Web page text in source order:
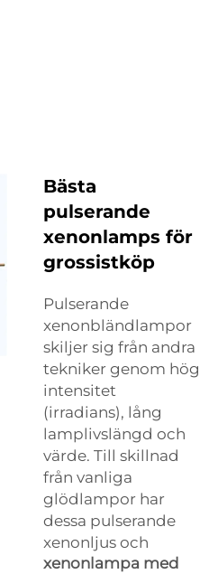
Bästa
pulserande
xenonlamps för
grossistköp
Pulserande
xenonbländlampor
skiljer sig från andra
tekniker genom hög
intensitet
(irradians), lång
lamplivslängd och
värde. Till skillnad
från vanliga
glödlampor har
dessa pulserande
xenonljus och
xenonlampa med